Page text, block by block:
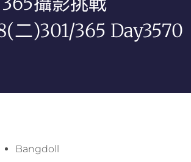
二)301/365 Day3570
Bangdoll